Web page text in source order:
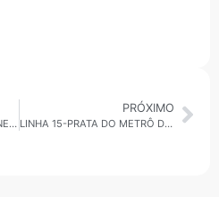
AULA INTERATIVA SOBRE ENERGIA EM UBATUBA
PRÓXIMO
LINHA 15-PRATA DO METRÔ DE SP APRESENTA FALHA ELÉTRICA